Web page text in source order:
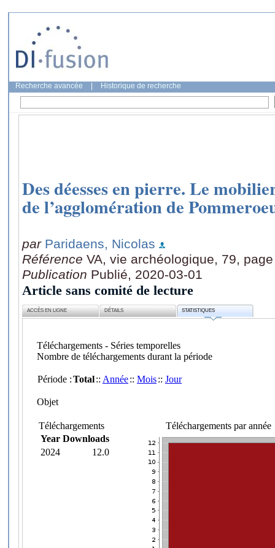
Recherche avancée Historique de recherche
Des déesses en pierre. Le
de l’agglomération de
par Paridaens, Nicolas
Référence VA, vie archéologique, 79,
Publication Publié, 2020-03-01
Article sans comité de lecture
ACCÈS EN LIGNE DÉTAILS STATISTIQUES